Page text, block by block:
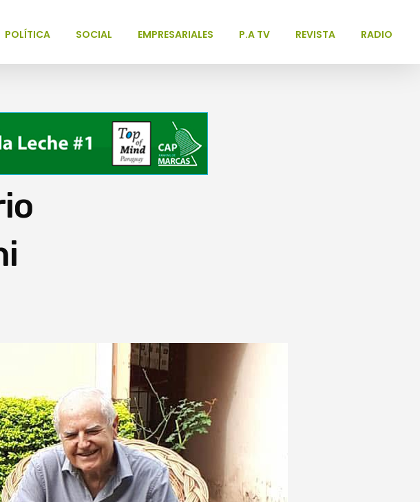
POLÍTICA SOCIAL EMPRESARIALES P.A TV REVISTA RADIO